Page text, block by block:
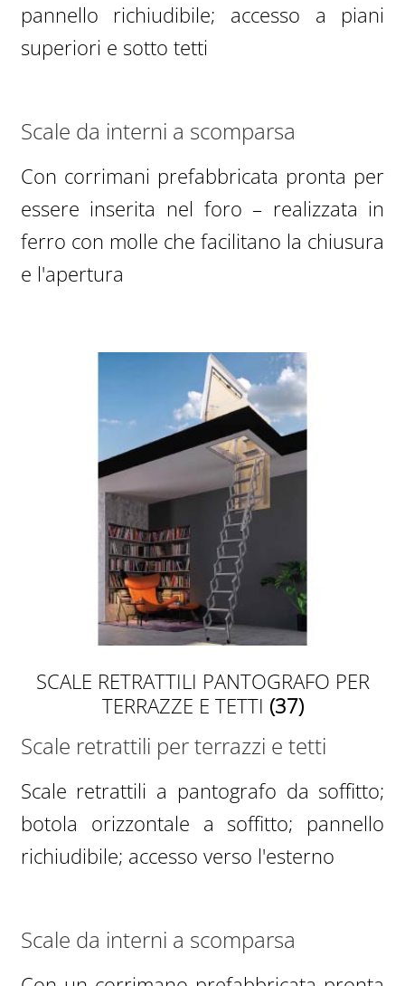
pannello richiudibile; accesso a piani
superiori e sotto tetti
Scale da interni a scomparsa
Con corrimani prefabbricata pronta per
essere inserita nel foro – realizzata in
ferro con molle che facilitano la chiusura
e l'apertura
SCALE RETRATTILI PANTOGRAFO PER
TERRAZZE E TETTI (37)
Scale retrattili per terrazzi e tetti
Scale retrattili a pantografo da soffitto;
botola orizzontale a soffitto; pannello
richiudibile; accesso verso l'esterno
Scale da interni a scomparsa